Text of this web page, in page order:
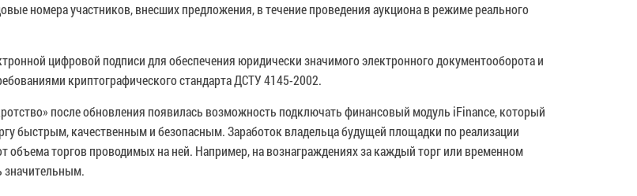
номера участников, внесших предложения, в течение проведения аукциона в режиме реального
цифровой подписи для обеспечения юридически значимого электронного документооборота и
криптографического стандарта ДСТУ 4145-2002.
после обновления появилась возможность подключать финансовый модуль iFinance, который
быстрым, качественным и безопасным. Заработок владельца будущей площадки по реализации
объема торгов проводимых на ней. Например, на вознаграждениях за каждый торг или временном
значительным.